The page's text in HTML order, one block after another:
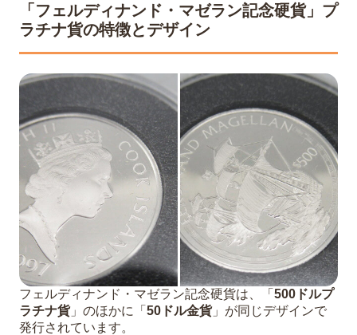
「フェルディナンド・マゼラン記念硬貨」プ
ラチナ貨の特徴とデザイン
フェルディナンド・マゼラン記念硬貨は、「 500ドルプ
ラチナ貨」のほかに「 50ドル金貨」が同じデザインで
発行されています。